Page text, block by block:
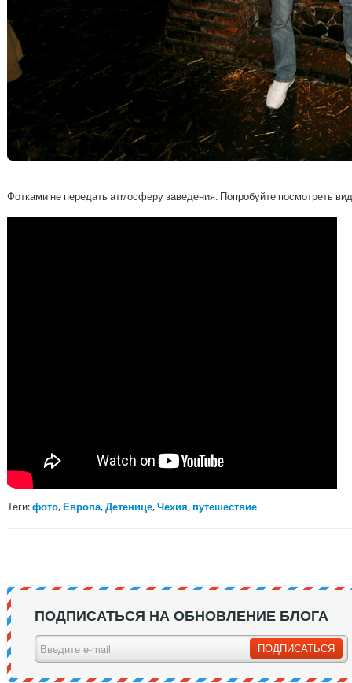
Фотками не передать атмосферу заведения. Попробуйте посмотреть
Теги:фото,Европа,Детенице,Чехия,путешествие
ПОДПИСАТЬСЯ НА ОБНОВЛЕНИЕ БЛОГА